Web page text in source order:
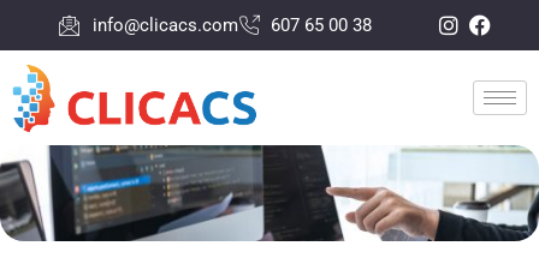
info@clicacs.com 607 65 00 38